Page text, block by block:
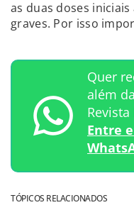
as duas doses
graves. Por isso
Quer
além
Entre
TÓPICOS RELACIONADOS